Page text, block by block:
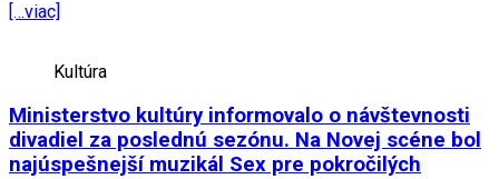
[…viac]
Kultúra
Ministerstvo kultúry informovalo o návštevnosti
divadiel za poslednú sezónu. Na Novej scéne bol
najúspešnejší muzikál Sex pre pokročilých